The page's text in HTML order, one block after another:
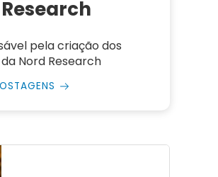
pela criação dos
Nord Research